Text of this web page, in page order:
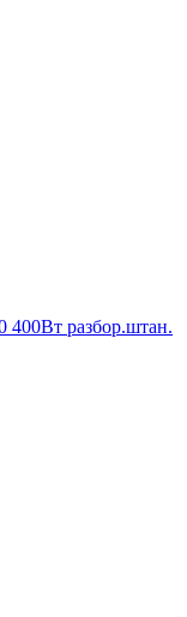
400Вт разбор.штан.